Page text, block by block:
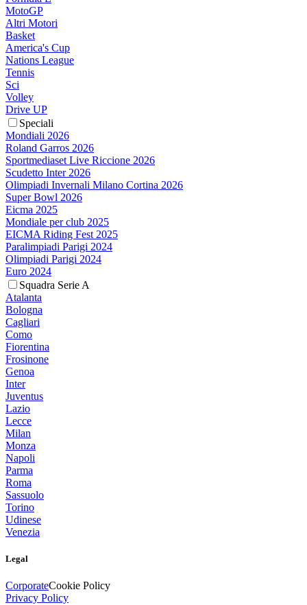
MotoGP
Altri Motori
Basket
America's Cup
Nations League
Tennis
Sci
Volley
Drive UP
Speciali
Mondiali 2026
Roland Garros 2026
Sportmediaset Live Riccione 2026
Scudetto Inter 2026
Olimpiadi Invernali Milano Cortina 2026
Super Bowl 2026
Eicma 2025
Mondiale per club 2025
EICMA Riding Fest 2025
Paralimpiadi Parigi 2024
Olimpiadi Parigi 2024
Euro 2024
Squadra Serie A
Atalanta
Bologna
Cagliari
Como
Fiorentina
Frosinone
Genoa
Inter
Juventus
Lazio
Lecce
Milan
Monza
Napoli
Parma
Roma
Sassuolo
Torino
Udinese
Venezia
Legal
CorporateCookie Policy
Privacy Policy